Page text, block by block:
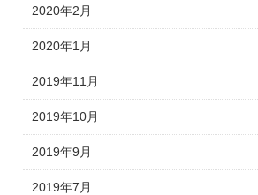
2020年2月
2020年1月
2019年11月
2019年10月
2019年9月
2019年7月